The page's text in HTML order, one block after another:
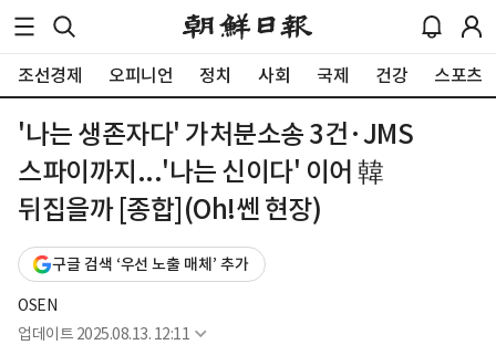
조선경제 오피니언 정치 사회 국제 건강 스포츠
'나는 생존자다' 가처분소송 3건·JMS
스파이까지...'나는 신이다' 이어 韓
뒤집을까 [종합](Oh!쎈 현장)
구글 검색 ‘우선 노출 매체’ 추가
OSEN
업데이트 2025.08.13. 12:11